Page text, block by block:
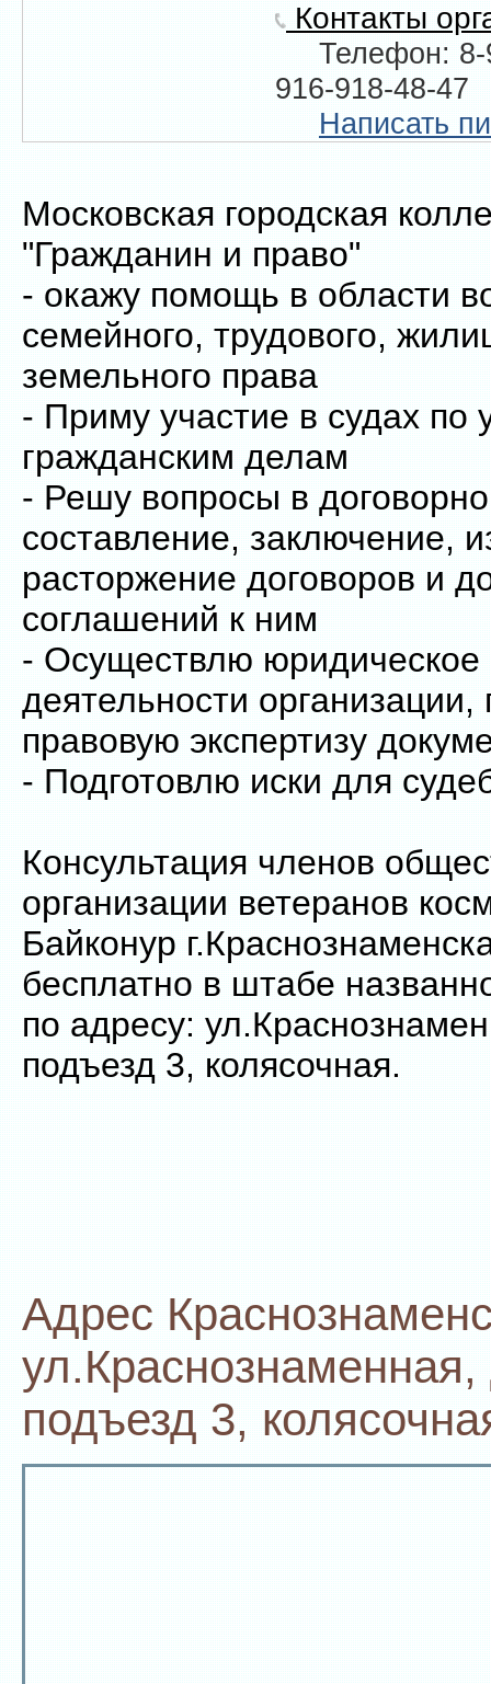
Контакты
Телефон: 8-
916-918-48-47
Написать
Московская городская
"Гражданин и право"
- окажу помощь в области
семейного, трудового,
земельного права
- Приму участие в судах по
гражданским делам
- Решу вопросы в
составление, заключение,
расторжение договоров и
соглашений к ним
- Осуществлю юридическое
деятельности организации,
правовую экспертизу
- Подготовлю иски для
Консультация членов
организации ветеранов
Байконур
бесплатно в штабе
по адресу:
подъезд 3, колясочная.
Адрес
подъезд 3,